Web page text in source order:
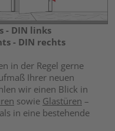
- DIN links
- DIN rechts
in der Regel gerne
Ihrer neuen
wir einen Blick in
sowie Glastüren –
in eine bestehende